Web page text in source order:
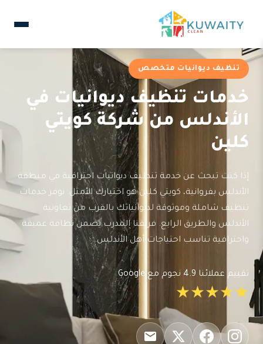
تنظيف ديوانيات متخصص
خدمات تنظيف ديوانيات في
الأندلس من شركة كويتي
كلين
إذا كنت تبحث عن خدمة تنظيف ديوانيات احترافية في منطقة
الأندلس بفروانية، كويتي كلين هو اختيارك الأمثل. نوفر خدمات
تنظيف شاملة وموثوقة لديوانياتك بالقرب من تعاونية
الأندلس والطريق الرابع. فريقنا المدرب يضمن نظافة عميقة
واحترافية تناسب احتياجات أهل الأندلس.
تقييم عملائنا 4.9 نجوم مع Google
★★★★★